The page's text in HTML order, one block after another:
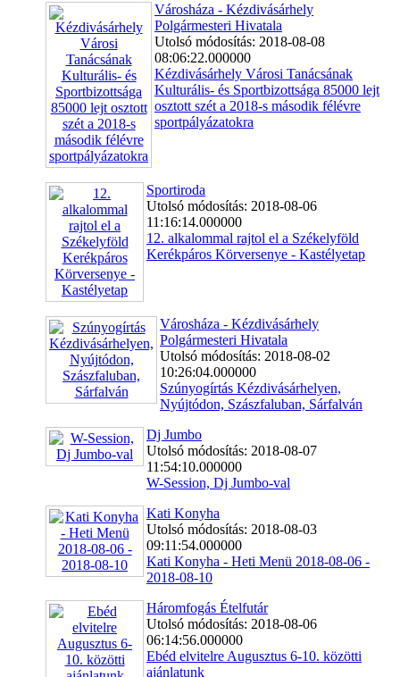
Városháza - Kézdivásárhely
Polgármesteri Hivatala
Utolsó módosítás: 2018-08-08
08:06:22.000000
Kézdivásárhely Városi Tanácsának
Kulturális- és Sportbizottsága 85000 lejt
osztott szét a 2018-s második félévre
sportpályázatokra
Sportiroda
Utolsó módosítás: 2018-08-06
11:16:14.000000
12. alkalommal rajtol el a Székelyföld
Kerékpáros Körversenye - Kastélyetap
Városháza - Kézdivásárhely
Polgármesteri Hivatala
Utolsó módosítás: 2018-08-02
10:26:04.000000
Szúnyogírtás Kézdivásárhelyen,
Nyújtódon, Szászfaluban, Sárfalván
Dj Jumbo
Utolsó módosítás: 2018-08-07
11:54:10.000000
W-Session, Dj Jumbo-val
Kati Konyha
Utolsó módosítás: 2018-08-03
09:11:54.000000
Kati Konyha - Heti Menü 2018-08-06 -
2018-08-10
Háromfogás Ételfutár
Utolsó módosítás: 2018-08-06
06:14:56.000000
Ebéd elvitelre Augusztus 6-10. közötti
ajánlatunk